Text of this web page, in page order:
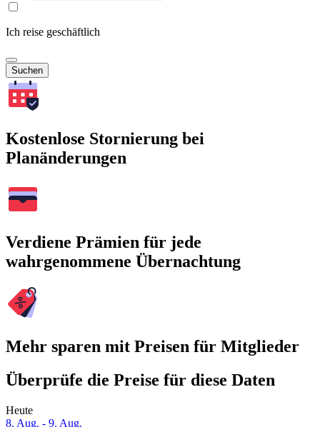
Ich reise geschäftlich
Suchen
Kostenlose Stornierung bei
Planänderungen
Verdiene Prämien für jede
wahrgenommene Übernachtung
Mehr sparen mit Preisen für Mitglieder
Überprüfe die Preise für diese Daten
Heute
8. Aug. - 9. Aug.